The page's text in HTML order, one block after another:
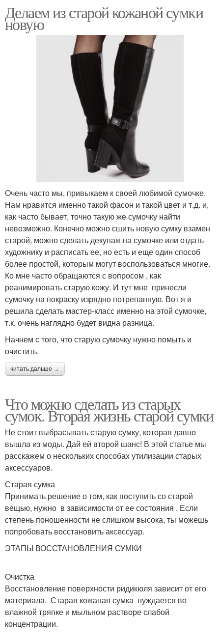
Делаем из старой кожаной сумки
новую
Очень часто мы, привыкаем к своей любимой сумочке.
Нам нравится именно такой фасон и такой цвет и т.д. и,
как часто бывает, точно такую же сумочку найти
невозможно. Конечно можно сшить новую сумку взамен
старой, можно сделать декупаж на сумочке или отдать
художнику и расписать ее, но есть и еще один способ
более простой, которым могут воспользоваться многие.
Ко мне часто обращаются с вопросом , как
реанимировать старую кожу. И тут мне принесли
сумочку на покраску изрядно потрепанную. Вот я и
решила сделать мастер-класс именно на этой сумочке,
т.к. очень наглядно будет видна разница.
Начнем с того, что старую сумочку нужно помыть и
очистить.
читать дальше →
Что можно сделать из старых
сумок. Вторая жизнь старой сумки
Не стоит выбрасывать старую сумку, которая давно
вышла из моды. Дай ей второй шанс! В этой статье мы
расскажем о нескольких способах утилизации старых
аксессуаров.
Старая сумка
Принимать решение о том, как поступить со старой
вещью, нужно в зависимости от ее состояния . Если
степень поношенности не слишком высока, ты можешь
попробовать восстановить аксессуар.
ЭТАПЫ ВОССТАНОВЛЕНИЯ СУМКИ
Очистка
Восстановление поверхности ридикюля зависит от его
материала. Старая кожаная сумка нуждается во
влажной тряпке и мыльном растворе слабой
концентрации.